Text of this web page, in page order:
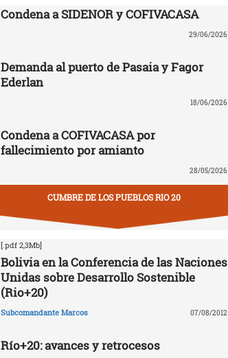
Condena a SIDENOR y COFIVACASA
29/06/2026
Demanda al puerto de Pasaia y Fagor
Ederlan
18/06/2026
Condena a COFIVACASA por
fallecimiento por amianto
28/05/2026
CUMBRE DE LOS PUEBLOS RIO 20
[.pdf 2,3Mb]
Bolivia en la Conferencia de las Naciones
Unidas sobre Desarrollo Sostenible
(Rio+20)
Subcomandante Marcos 07/08/2012
Río+20: avances y retrocesos